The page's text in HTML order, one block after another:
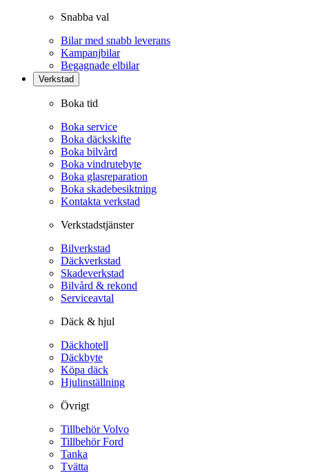
Snabba val
Bilar med snabb leverans
Kampanjbilar
Begagnade elbilar
Verkstad
Boka tid
Boka service
Boka däckskifte
Boka bilvård
Boka vindrutebyte
Boka glasreparation
Boka skadebesiktning
Kontakta verkstad
Verkstadstjänster
Bilverkstad
Däckverkstad
Skadeverkstad
Bilvård & rekond
Serviceavtal
Däck & hjul
Däckhotell
Däckbyte
Köpa däck
Hjulinställning
Övrigt
Tillbehör Volvo
Tillbehör Ford
Tanka
Tvätta